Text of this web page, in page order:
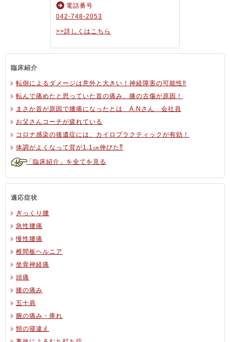
電話番号
042-748-2053
>>詳しくはこちら
臨床紹介
転倒によるダメージは意外と大きい！神経障害の可能性‼
転んで痛めたと思っていた首の痛み、膝の古傷が原因！
まさか首が原因で腰痛になったとは A.Nさん 会社員
お父さんコーチが疲れている
コロナ感染の後遺症には、カイロプラクティックが有効！
体調がよくなって背が1.1㎝伸びた⁉
「臨床紹介」を全てを見る
適応症状
ぎっくり腰
急性腰痛
慢性腰痛
椎間板ヘルニア
坐骨神経痛
頭痛
膝の痛み
五十肩
腕の痛み・痺れ
頸の寝違え